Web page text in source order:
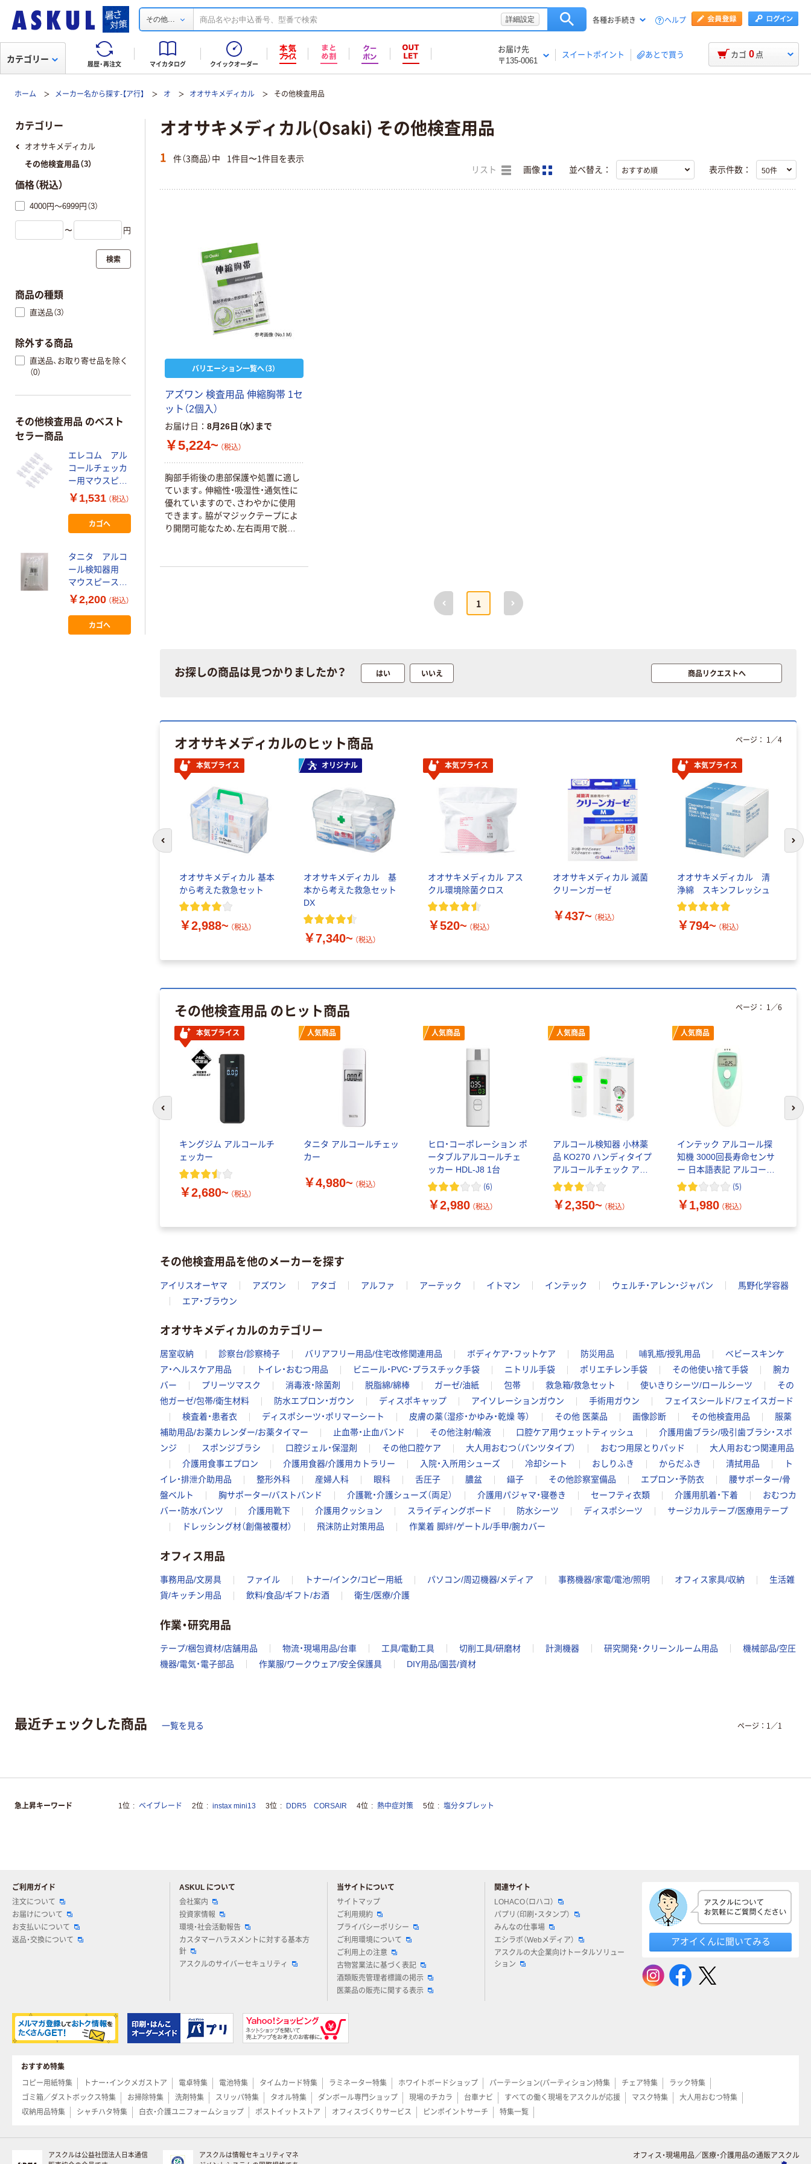
その他... 詳細設定 各種お手続き ヘルプ
履歴・再注文 マイカタログ クイックオーダー
お届け先
〒135-0061
スイートポイント あとで買う
カテゴリー カゴ 0 点
ホーム メーカー名から探す-【ア行】 オ オオサキメディカル その他検査用品
オオサキメディカル(Osaki) その他検査用品
1 件（3商品）中 1件目〜1件目を表示
リスト 画像 並べ替え： 表示件数：
バリエーション一覧へ（3）
アズワン 検査用品 伸縮胸帯 1セ
ット（2個入）
お届け日 8月26日（水）まで
￥5,224~ （税込）
胸部手術後の患部保護や処置に適し
ています。伸縮性・吸湿性・通気性に
優れていますので、さわやかに使用
できます。脇がマジックテープによ
り開閉可能なため、左右両用で脱着
前へ
1
次へ
お探しの商品は見つかりましたか？ はい いいえ 商品リクエストへ
オオサキメディカルのヒット商品
本気プライス
オオサキメディカル 基本
から考えた救急セット
￥2,988~ （税込）
オリジナル
オオサキメディカル 基
本から考えた救急セット
DX
￥7,340~ （税込）
本気プライス
オオサキメディカル アス
クル環境除菌クロス
￥520~ （税込）
オオサキメディカル 滅菌
クリーンガーゼ
￥437~ （税込）
本気プライス
オオサキメディカル 清
浄綿 スキンフレッシュ
￥794~ （税込）
ページ： 1 ／4
前のスライドへ 次
その他検査用品 のヒット商品
本気プライス
キングジム アルコールチ
ェッカー
￥2,680~ （税込）
人気商品
タニタ アルコールチェッ
カー
￥4,980~ （税込）
人気商品
ヒロ・コーポレーション ポ
ータブルアルコールチェ
ッカー HDL-J8 1台
(6)
￥2,980 （税込）
人気商品
アルコール検知器 小林薬
品 KO270 ハンディタイプ
アルコールチェック アル
コール濃度計 飲酒運転
￥2,350~ （税込）
人気商品
インテック アルコール探
知機 3000回長寿命センサ
ー 日本語表記 アルコール
チェッカー GRS302AC-W
(5)
￥1,980 （税込）
ページ： 1 ／6
前のスライドへ 次
その他検査用品を他のメーカーを探す
アイリスオーヤマ アズワン アタゴ アルファ アーテック イトマン インテック ウェルチ・アレン・ジャパン
馬野化学容器
エア・ブラウン
オオサキメディカルのカテゴリー
居室収納 診察台/診察椅子 バリアフリー用品/住宅改修関連用品 ボディケア・フットケア 防災用品 哺乳瓶/授乳用品
ベビースキンケ
ア・ヘルスケア用品
トイレ・おむつ用品 ビニール・PVC・プラスチック手袋 ニトリル手袋 ポリエチレン手袋 その他使い捨て手袋
腕カ
バー
プリーツマスク 消毒液・除菌剤 脱脂綿/綿棒 ガーゼ/油紙 包帯 救急箱/救急セット 使いきりシーツ/ロールシーツ
その
他ガーゼ/包帯/衛生材料
防水エプロン・ガウン ディスポキャップ アイソレーションガウン 手術用ガウン
フェイスシールド/フェイスガード
検査着・患者衣
ディスポシーツ・ポリマーシート 皮膚の薬（湿疹・かゆみ・乾燥 等） その他 医薬品 画像診断 その他検査用品
服薬
補助用品/お薬カレンダー/お薬タイマー
止血帯・止血バンド その他注射/輸液 口腔ケア用ウェットティッシュ
介護用歯ブラシ/吸引歯ブラシ・スポ
ンジ
スポンジブラシ 口腔ジェル・保湿剤 その他口腔ケア 大人用おむつ（パンツタイプ） おむつ用尿とりパッド
大人用おむつ関連用品
介護用食事エプロン
介護用食器/介護用カトラリー 入院・入所用シューズ 冷却シート おしりふき からだふき 清拭用品
ト
イレ・排泄介助用品
整形外科 産婦人科 眼科 舌圧子 膿盆 鑷子 その他診察室備品 エプロン・予防衣
腰サポーター/骨
盤ベルト
胸サポーター/バストバンド 介護靴・介護シューズ（両足） 介護用パジャマ・寝巻き セーフティ衣類 介護用肌着・下着
おむつカ
バー・防水パンツ
介護用靴下 介護用クッション スライディングボード 防水シーツ ディスポシーツ
サージカルテープ/医療用テープ
ドレッシング材（創傷被覆材）
飛沫防止対策用品 作業着 脚絆/ゲートル/手甲/腕カバー
オフィス用品
事務用品/文房具 ファイル トナー/インク/コピー用紙 パソコン/周辺機器/メディア 事務機器/家電/電池/照明 オフィス家具/収納
生活雑
貨/キッチン用品
飲料/食品/ギフト/お酒 衛生/医療/介護
作業・研究用品
テープ/梱包資材/店舗用品 物流・現場用品/台車 工具/電動工具 切削工具/研磨材 計測機器 研究開発・クリーンルーム用品
機械部品/空圧
機器/電気・電子部品
作業服/ワークウェア/安全保護具 DIY用品/園芸/資材
カテゴリー
オオサキメディカル
その他検査用品（3）
価格（税込）
4000円～6999円（3）
〜 円
検索
商品の種類
直送品（3）
除外する商品
直送品、お取り寄せ品を除く
（0）
その他検査用品 のベスト
セラー商品
エレコム アル
コールチェッカ
ー用マウスピー
ス (HCS-
AC03BTWH専
用) HCS-
ACMP03 1箱
品）
￥1,531 （税込）
カゴへ
タニタ アルコ
ール検知器用
マウスピース
FC-10MP1 1
袋（10本入）
￥2,200 （税込）
カゴへ
最近チェックした商品 一覧を見る ページ： 1 ／1
急上昇キーワード 1位 ベイブレード 2位 instax mini13 3位 DDR5 CORSAIR 4位 熱中症対策 5位 塩分タブレット
ご利用ガイド
注文について
お届けについて
お支払いについて
返品・交換について
ASKUL について
会社案内
投資家情報
環境・社会活動報告
カスタマーハラスメントに対する基本方
針
アスクルのサイバーセキュリティ
当サイトについて
サイトマップ
ご利用規約
プライバシーポリシー
ご利用環境について
ご利用上の注意
古物営業法に基づく表記
酒類販売管理者標識の掲示
医薬品の販売に関する表示
関連サイト
LOHACO（ロハコ）
パプリ（印刷・スタンプ）
みんなの仕事場
エシラボ（Webメディア）
アスクルの大企業向けトータルソリュー
ション
アオイくんに聞いてみる
おすすめ特集
コピー用紙特集
トナー・インクメガストア 電卓特集 電池特集 タイムカード特集 ラミネーター特集 ホワイトボードショップ パーテーション(パーティション)特集 チェア特集
ラック特集
ゴミ箱／ダストボックス特集
お掃除特集 洗剤特集 スリッパ特集 タオル特集 ダンボール専門ショップ 現場のチカラ 台車ナビ すべての働く現場をアスクルが応援 マスク特集
大人用おむつ特集
収納用品特集
シャチハタ特集 白衣・介護ユニフォームショップ ポストイットストア オフィスづくりサービス ピンポイントサーチ 特集一覧
アスクルは公益社団法人日本通信
アスクルは情報セキュリティマネ
オフィス・現場用品／医療・介護用品の通販アスクル